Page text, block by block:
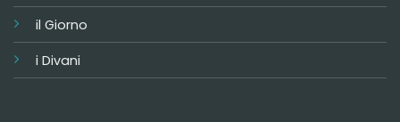
il Giorno
i Divani